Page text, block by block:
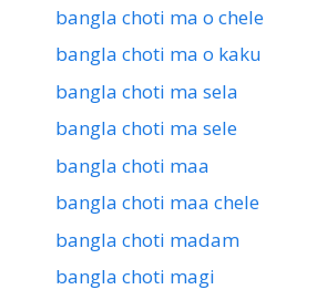
bangla choti ma o chele
bangla choti ma o kaku
bangla choti ma sela
bangla choti ma sele
bangla choti maa
bangla choti maa chele
bangla choti madam
bangla choti magi